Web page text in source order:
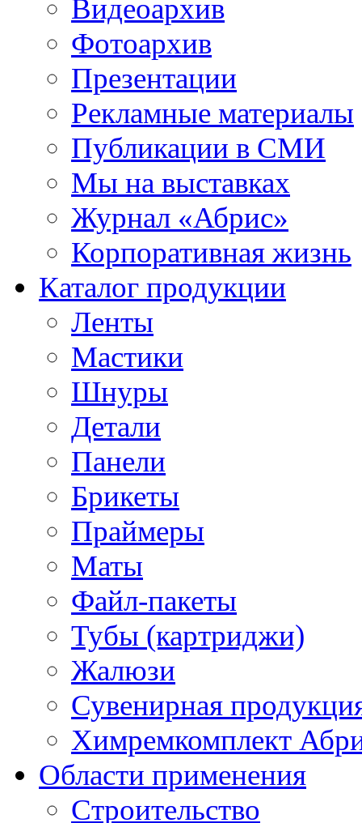
Видеоархив
Фотоархив
Презентации
Рекламные материалы
Публикации в СМИ
Мы на выставках
Журнал «Абрис»
Корпоративная жизнь
Каталог продукции
Ленты
Мастики
Шнуры
Детали
Панели
Брикеты
Праймеры
Маты
Файл-пакеты
Тубы (картриджи)
Жалюзи
Сувенирная
Химремкомплект
Области применения
Строительство